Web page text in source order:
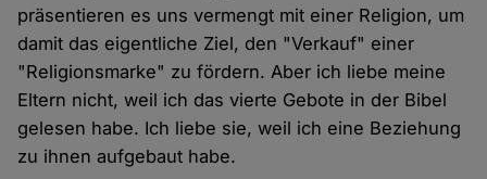
präsentieren es uns vermengt mit einer Religion, um
damit das eigentliche Ziel, den "Verkauf" einer
"Religionsmarke" zu fördern. Aber ich liebe meine
Eltern nicht, weil ich das vierte Gebote in der Bibel
gelesen habe. Ich liebe sie, weil ich eine Beziehung
zu ihnen aufgebaut habe.